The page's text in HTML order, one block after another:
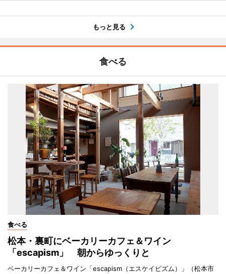
もっと見る
食べる
食べる
松本・裏町にベーカリーカフェ＆ワイン
「escapism」 朝からゆっくりと
ベーカリーカフェ＆ワイン「escapism（エスケイピズム）」（松本市